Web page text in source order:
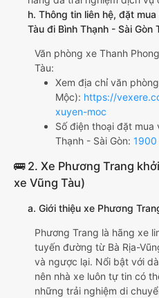
h. Thông tin liên hệ, đặt
Tàu đi Bình Thạnh - Sài Gòn
Văn phòng xe Thanh
Tàu:
Xem địa chỉ văn
Mộc): https://
xuyen-moc
Số điện thoại đặt mua
Thạnh - Sài Gòn:
🚌 2. Xe Phương Trang
xe Vũng Tàu)
a. Giới thiệu xe Phương
Phương Trang là hãng xe
tuyến đường từ Bà Rịa-
và ngược lại. Nổi bật với
nên nhà xe luôn tự tin có
những trải nghiệm di